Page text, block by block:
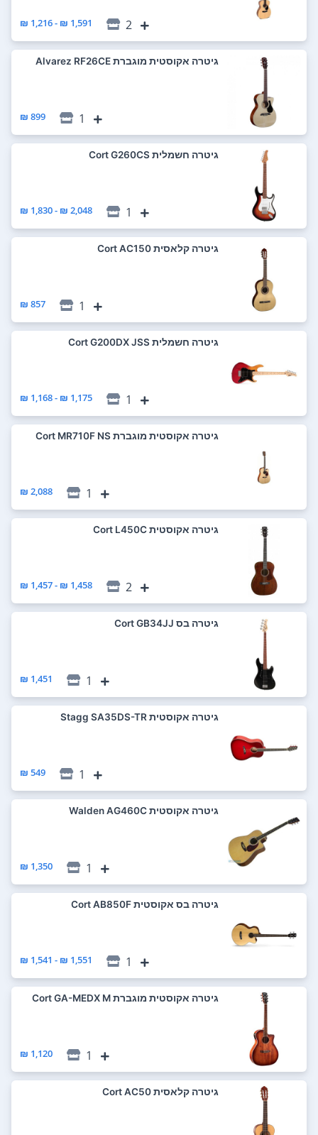
2
1,591 ₪ - 1,216 ₪
‏גיטרה אקוסטית מוגברת Alvarez RF26CE
1
899 ₪
‏גיטרה חשמלית Cort G260CS
1
2,048 ₪ - 1,830 ₪
‏גיטרה קלאסית Cort AC150
1
857 ₪
‏גיטרה חשמלית Cort G200DX JSS
1
1,175 ₪ - 1,168 ₪
‏גיטרה אקוסטית מוגברת Cort MR710F NS
1
2,088 ₪
‏גיטרה אקוסטית Cort L450C
2
1,458 ₪ - 1,457 ₪
‏גיטרה בס Cort GB34JJ
1
1,451 ₪
‏גיטרה אקוסטית Stagg SA35DS-TR
1
549 ₪
‏גיטרה אקוסטית Walden AG460C
1
1,350 ₪
‏גיטרה בס אקוסטית Cort AB850F
1
1,551 ₪ - 1,541 ₪
‏גיטרה אקוסטית מוגברת Cort GA-MEDX M
1
1,120 ₪
‏גיטרה קלאסית Cort AC50